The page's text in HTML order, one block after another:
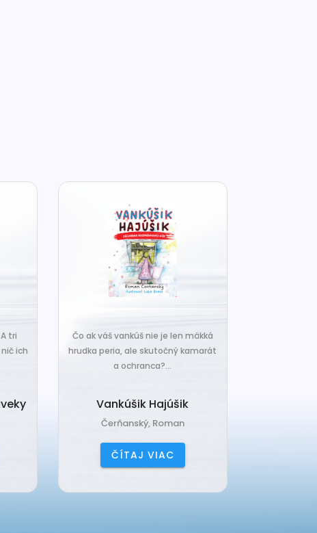
tri
ich
Čo ak váš vankúš nie je len mäkká
hrudka peria, ale skutočný kamarát
a ochranca?...
Vankúšik Hajúšik
Čerňanský, Roman
ČÍTAJ VIAC